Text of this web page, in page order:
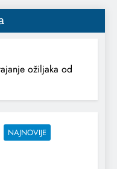
ožiljaka od
NAJNOVIJE